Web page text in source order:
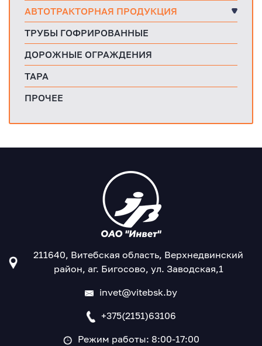
АВТОТРАКТОРНАЯ ПРОДУКЦИЯ
ТРУБЫ ГОФРИРОВАННЫЕ
ДОРОЖНЫЕ ОГРАЖДЕНИЯ
ТАРА
ПРОЧЕЕ
211640, Витебская область, Верхнедвинский
район, аг. Бигосово, ул. Заводская,1
invet@vitebsk.by
+375(2151)63106
Режим работы: 8:00-17:00